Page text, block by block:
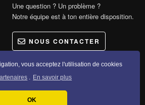
vous acceptez l'utilisation de cookies
. En savoir plus
OK
Une question ? Un problème ?
Notre équipe est à ton entière disposition.
NOUS CONTACTER